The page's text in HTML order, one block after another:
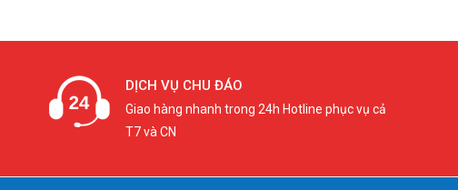
DỊCH VỤ CHU ĐÁO
Giao hàng nhanh trong 24h Hotline phục vụ cả
T7 và CN